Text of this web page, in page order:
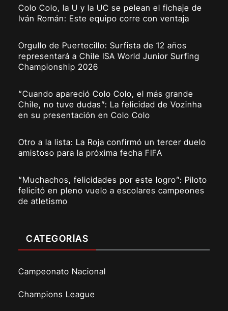
Colo Colo, la U y la UC se pelean el fichaje de
Iván Román: Este equipo corre con ventaja
Orgullo de Puertecillo: Surfista de 12 años
representará a Chile ISA World Junior Surfing
Championship 2026
“Cuando apareció Colo Colo, el más grande
Chile, no tuve dudas”: La felicidad de Vozinha
en su presentación en Colo Colo
Otro a la lista: La Roja confirmó un tercer duelo
amistoso para la próxima fecha FIFA
“Muchachos, felicidades por este logro”: Piloto
felicitó en pleno vuelo a escolares campeones
de atletismo
CATEGORÍAS
Campeonato Nacional
Champions League